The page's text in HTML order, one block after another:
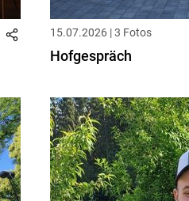
15.07.2026 | 3 Fotos
Hofgespräch